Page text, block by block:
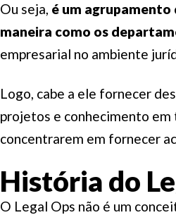
Ou seja, é um
maneira como os
empresarial no ambiente
Logo, cabe a ele fornecer
projetos e conhecimento
concentrarem em fornecer
História do
O Legal Ops não é um